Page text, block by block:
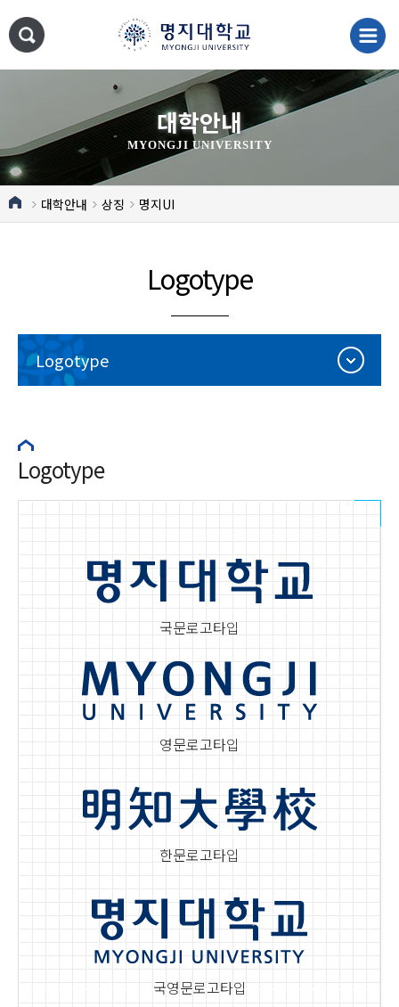
대학안내
MYONGJI UNIVERSITY
대학안내 상징 명지UI
Logotype
Logotype
Logotype
국문로고타입
영문로고타입
한문로고타입
국영문로고타입